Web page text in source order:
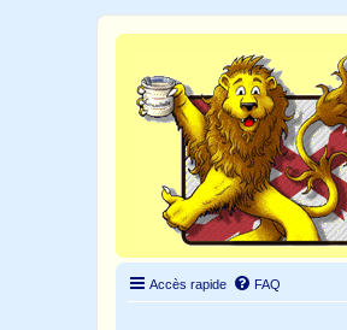
Accès rapide FAQ